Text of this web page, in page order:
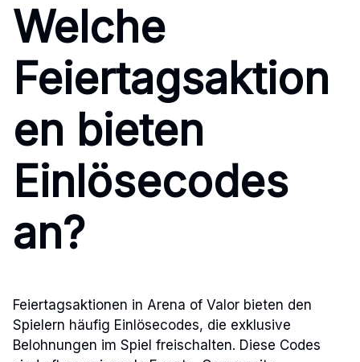
Welche
Feiertagsaktion
en bieten
Einlösecodes
an?
Feiertagsaktionen in Arena of Valor bieten den
Spielern häufig Einlösecodes, die exklusive
Belohnungen im Spiel freischalten. Diese Codes